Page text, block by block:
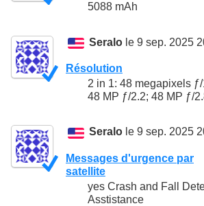
5088 mAh
Seralo le 9 sep. 2025
Résolution
2 in 1: 48 megapixels
48 MP ƒ/2.2; 48 MP ƒ/
Seralo le 9 sep. 2025
Messages d'urgence par
satellite
yes Crash and Fall
Asstistance